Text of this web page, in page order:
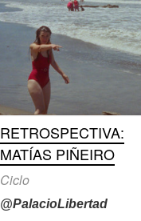
RETROSPECTIVA:
MATÍAS PIÑEIRO
Ciclo
@PalacioLibertad